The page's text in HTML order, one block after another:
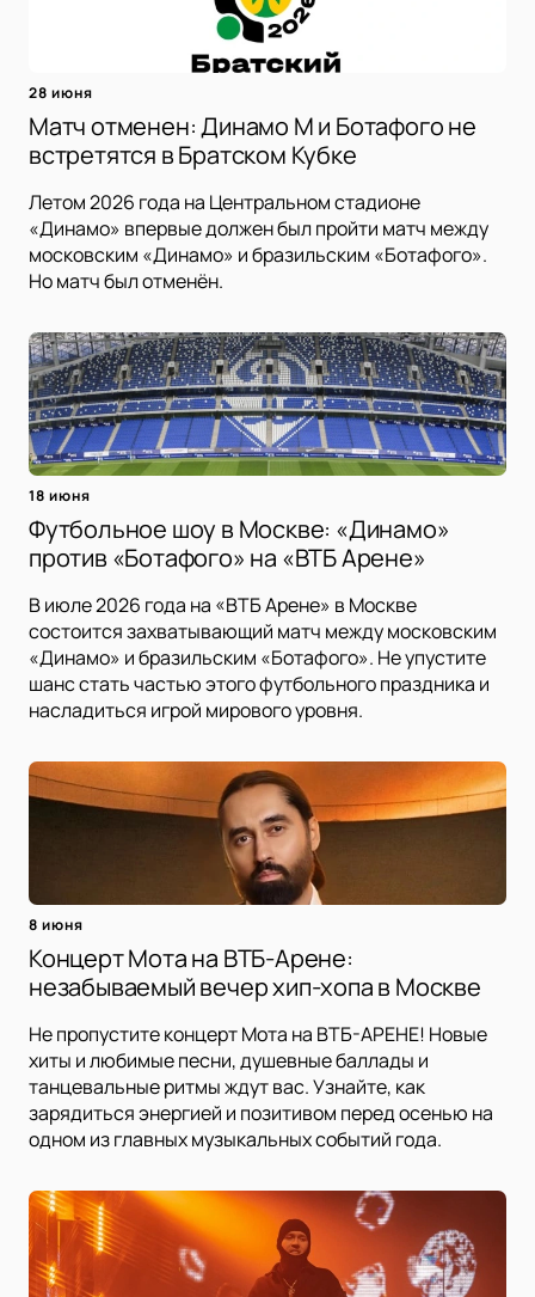
28 июня
Матч отменен: Динамо М и Ботафого не
встретятся в Братском Кубке
Летом 2026 года на Центральном стадионе
«Динамо» впервые должен был пройти матч между
московским «Динамо» и бразильским «Ботафого».
Но матч был отменён.
18 июня
Футбольное шоу в Москве: «Динамо»
против «Ботафого» на «ВТБ Арене»
В июле 2026 года на «ВТБ Арене» в Москве
состоится захватывающий матч между московским
«Динамо» и бразильским «Ботафого». Не упустите
шанс стать частью этого футбольного праздника и
насладиться игрой мирового уровня.
8 июня
Концерт Мота на ВТБ-Арене:
незабываемый вечер хип-хопа в Москве
Не пропустите концерт Мота на ВТБ-АРЕНЕ! Новые
хиты и любимые песни, душевные баллады и
танцевальные ритмы ждут вас. Узнайте, как
зарядиться энергией и позитивом перед осенью на
одном из главных музыкальных событий года.